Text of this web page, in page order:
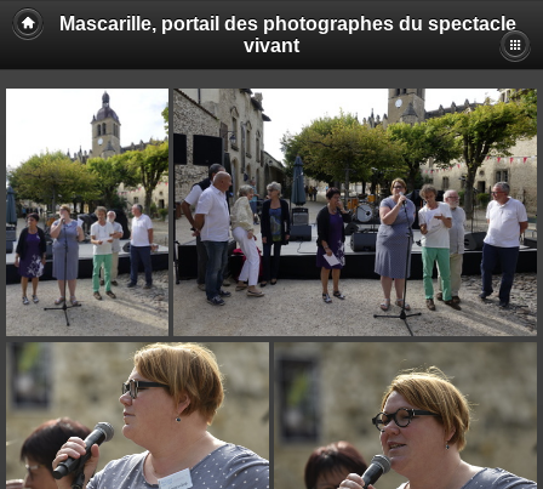
Mascarille, portail des photographes du spectacle
vivant